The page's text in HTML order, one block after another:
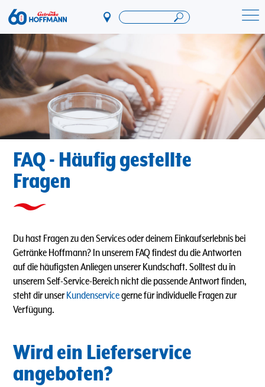
Direkt
zum
Inhalt
Startseite Getränke Hoffmann
FAQ - Häufig gestellte
Fragen
Du hast Fragen zu den Services oder deinem Einkaufserlebnis bei
Getränke Hoffmann? In unserem FAQ findest du die Antworten
auf die häufigsten Anliegen unserer Kundschaft. Solltest du in
unserem Self-Service-Bereich nicht die passende Antwort finden,
steht dir unser Kundenservicegerne für individuelle Fragen zur
Verfügung.
Wird ein Lieferservice
angeboten?